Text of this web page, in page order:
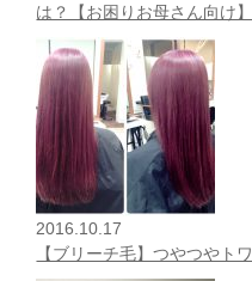
は？【お困りお母さん向け】
2016.10.17
【ブリーチ毛】つやつやト